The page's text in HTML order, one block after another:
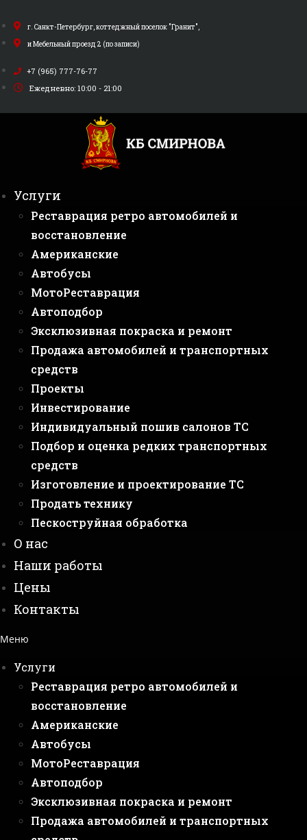
к
содержимому
г. Санкт-Петербург, коттеджный поселок "Гранит",
и Мебельный проезд 2 (по записи)
+7 (965) 777-76-77
Ежедневно: 10:00 - 21:00
Услуги
Реставрация ретро автомобилей и
восстановление
Американские
Автобусы
МотоРеставрация
Автоподбор
Эксклюзивная покраска и ремонт
Продажа автомобилей и транспортных
средств
Проекты
Инвестирование
Индивидуальный пошив салонов ТС
Подбор и оценка редких транспортных
средств
Изготовление и проектирование ТС
Продать технику
Пескоструйная обработка
О нас
Наши работы
Цены
Контакты
Меню
Услуги
Реставрация ретро автомобилей и
восстановление
Американские
Автобусы
МотоРеставрация
Автоподбор
Эксклюзивная покраска и ремонт
Продажа автомобилей и транспортных